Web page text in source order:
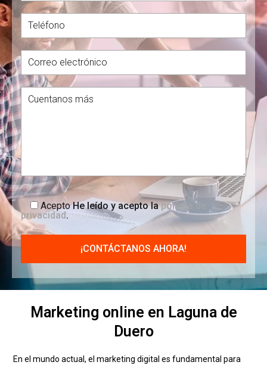
AceptoHe leído y acepto lapolítica de
privacidad.
Marketing online en Laguna de
Duero
En el mundo actual, el marketing digital es fundamental para